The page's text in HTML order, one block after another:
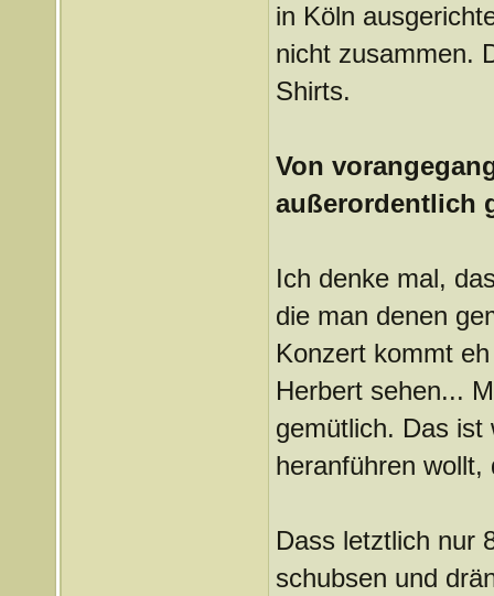
in Köln
nicht zusammen.
Shirts.
Von
außerordentlich
Ich denke mal,
die man denen
Konzert kommt
Herbert sehen...
gemütlich. Das ist
heranführen
Dass letztlich nur
schubsen und